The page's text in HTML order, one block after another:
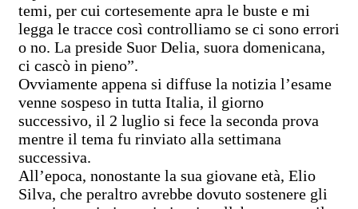
temi, per cui cortesemente apra le buste e mi
legga le tracce così controlliamo se ci sono errori
o no. La preside Suor Delia, suora domenicana,
ci cascò in pieno”.
Ovviamente appena si diffuse la notizia l’esame
venne sospeso in tutta Italia, il giorno
successivo, il 2 luglio si fece la seconda prova
mentre il tema fu rinviato alla settimana
successiva.
All’epoca, nonostante la sua giovane età, Elio
Silva, che peraltro avrebbe dovuto sostenere gli